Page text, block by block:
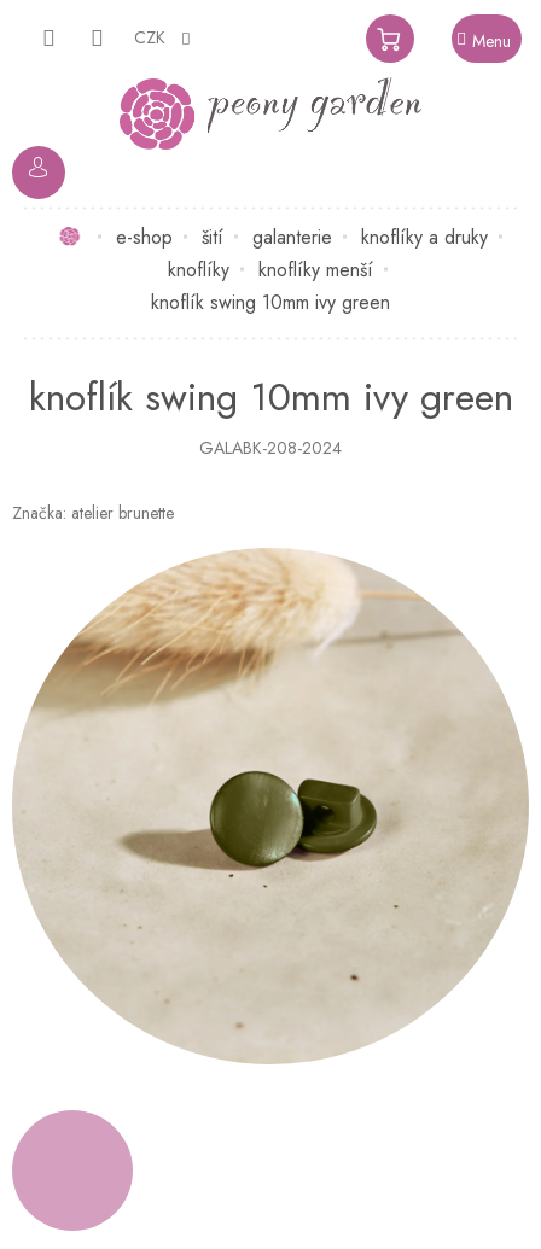
CZK
NÁKUPNÍ
KOŠÍK
Domůe-shop šití galanterie
knoflíky a druky
knoflíky
knoflíky menší
knoflík swing 10mm ivy green
knoflík swing 10mm ivy green
GALABK-208-2024
Značka: atelier brunette